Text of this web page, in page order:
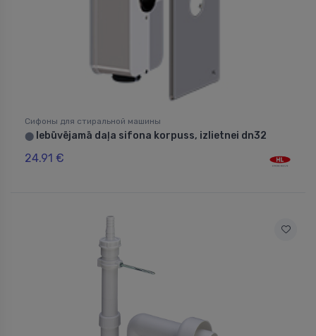
Сифоны для стиральной машины
⬤ Iebūvējamā daļa sifona korpuss, izlietnei dn32
24.91 €